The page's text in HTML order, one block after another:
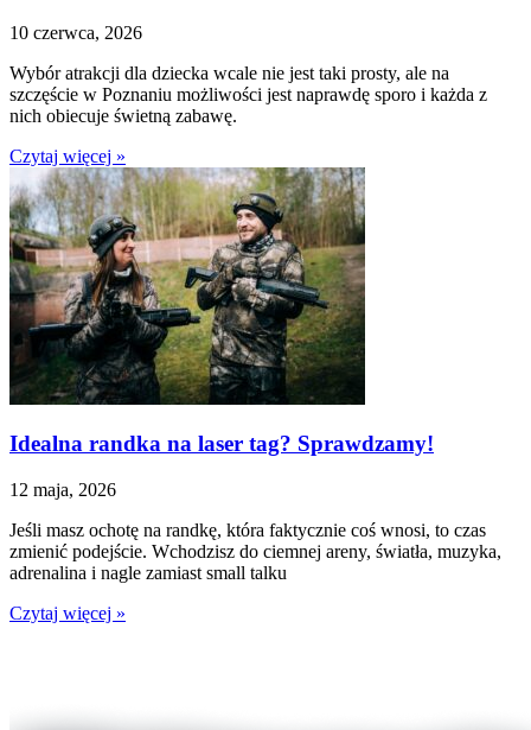
10 czerwca, 2026
Wybór atrakcji dla dziecka wcale nie jest taki prosty, ale na
szczęście w Poznaniu możliwości jest naprawdę sporo i każda z
nich obiecuje świetną zabawę.
Czytaj więcej »
Idealna randka na laser tag? Sprawdzamy!
12 maja, 2026
Jeśli masz ochotę na randkę, która faktycznie coś wnosi, to czas
zmienić podejście. Wchodzisz do ciemnej areny, światła, muzyka,
adrenalina i nagle zamiast small talku
Czytaj więcej »